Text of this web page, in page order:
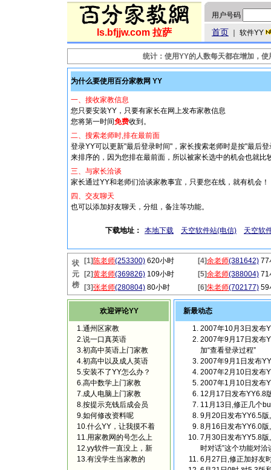
ls.bfjjw.com 拉萨
用户号码
首页 ｜ 软件YY
统计：使用YY的人数每天都在增加，
为什么要使用百分家教网 YY
一、接收家教信息
您只要安装YY，只要有家长在网上发布家教信息
您将第一时间免费收到。
二、搜索老师时,排在最前面
登录YY可以更新"最后登录时间"，家长搜索老师时是按"最后登
来排序的，因为您排在最前面，所以被家长选中的机会也就比
三、与家长洽谈
家长通过YY和老师们洽谈家教事宜，只要您在线，就有机会！
四、交友聊天
也可以添加好友聊天，分组，备注等功能。
下载地址： 本地下载 天空软件站(电信) 天空软
状
元
榜
[1] 陈老师(253300) 620小时 [4]余老师(381642) 77
[2]黄老师(369826) 109小时 [5]余老师(388004) 71
[3]张老师(280804) 80小时 [6]朱老师(702177) 59
欢迎评论YY
1.通州区家教
2.说一口真英语
3.初高中英语上门家教
4.初高中以及成人英语
5.安装不了YY怎么办？
6.高中数学上门家教
7.成人电脑上门家教
8.按提示充钱后成会员
9.如何修改资料呢
10.什么YY，让我摸不着
11.用家教网的号怎么上
12.yy软件一直没上，新
13.有没学生当家教的
新最动态
2007年10月3日发布
2007年9月17日发布
加“查看登录过程”
2007年9月1日发布
2007年2月10日发
2007年1月10日发布
12月17日发布YY6.8
11月13日,修正几个
9月20日发布YY6.5
8月16日发布YY6.0
7月30日发布YY5.8版
时对话”这个功能对
6月27日,修正加好友